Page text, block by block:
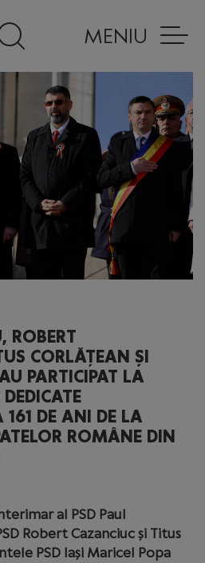
MENIU
ROBERT
CORLĂȚEAN ȘI
PARTICIPAT LA
DE ANI DE LA
ROMÂNE DIN
al PSD Paul
Robert Cazanciuc și Titus
PSD Iași Maricel Popa